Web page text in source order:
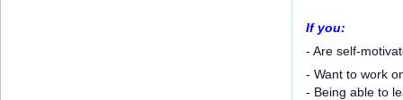
If you:
- Are self-
- Want to work
- Being able to